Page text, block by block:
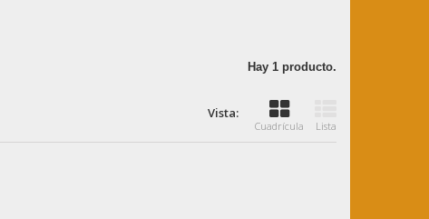
Hay 1 producto.
Vista:
Cuadrícula Lista